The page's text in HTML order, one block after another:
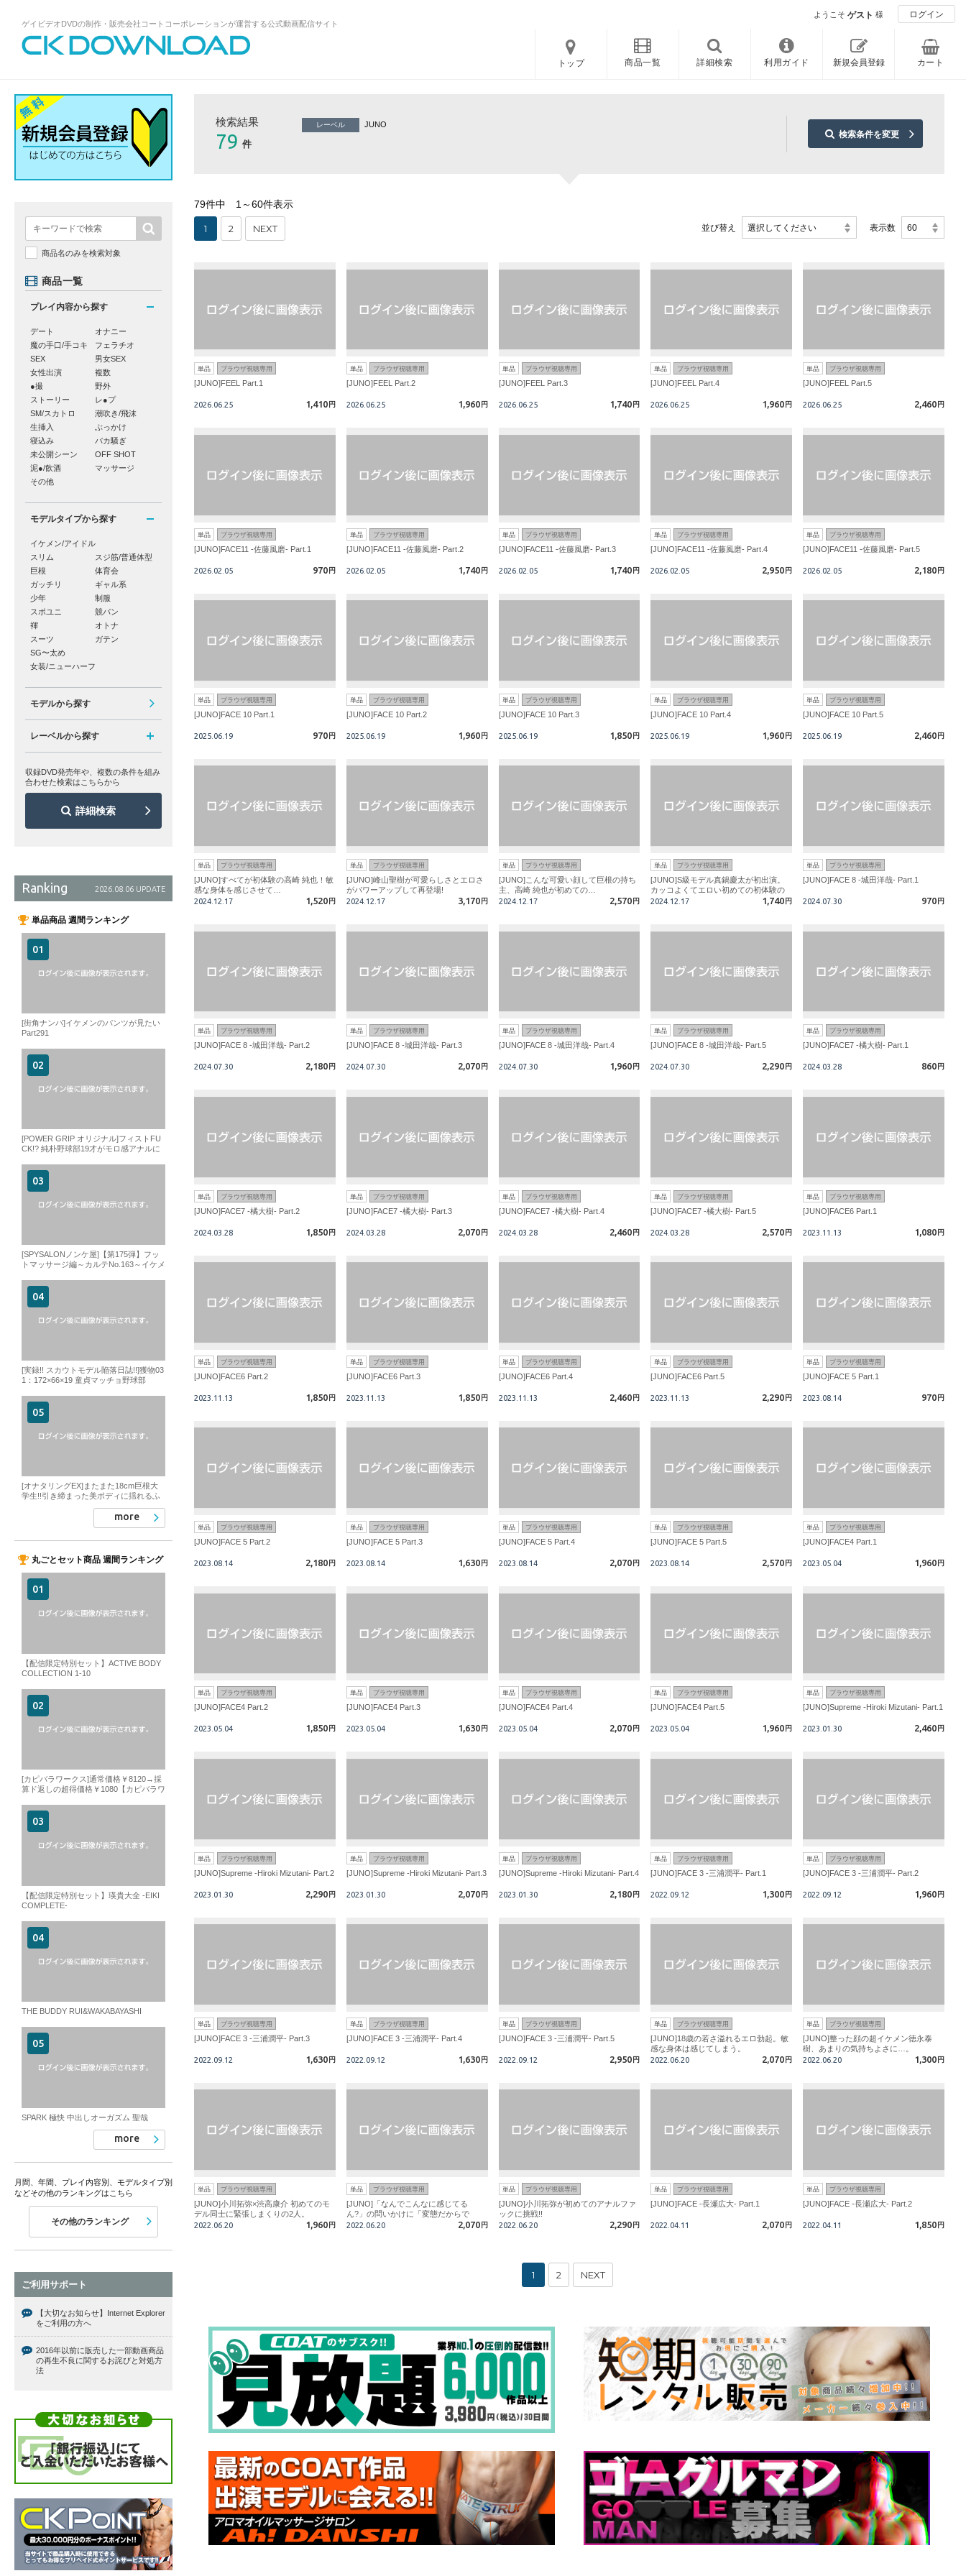
ゲイビデオDVDの制作・販売会社コートコーポレーションが運営する公式動画配信サイト
信サイトCK DOWNLOADトップページへ
ようこそ ゲスト 様 ログイン
トップ 商品一覧 詳細検索 利用ガイド 新規会員登録 カート
検索結果
79 件
レーベル JUNO
検索条件を変更
79件中 1～60件表示
1 2 NEXT 並び替え 選択してください 表示数 60
単品 ブラウザ視聴専用
[JUNO]FEEL Part.1
2026.06.25 1,410 円
単品 ブラウザ視聴専用
[JUNO]FEEL Part.2
2026.06.25 1,960 円
単品 ブラウザ視聴専用
[JUNO]FEEL Part.3
2026.06.25 1,740 円
単品 ブラウザ視聴専用
[JUNO]FEEL Part.4
2026.06.25 1,960 円
単品 ブラウザ視聴専用
[JUNO]FEEL Part.5
2026.06.25 2,460 円
単品 ブラウザ視聴専用
[JUNO]FACE11 -佐藤風磨- Part.1
2026.02.05 970 円
単品 ブラウザ視聴専用
[JUNO]FACE11 -佐藤風磨- Part.2
2026.02.05 1,740 円
単品 ブラウザ視聴専用
[JUNO]FACE11 -佐藤風磨- Part.3
2026.02.05 1,740 円
単品 ブラウザ視聴専用
[JUNO]FACE11 -佐藤風磨- Part.4
2026.02.05 2,950 円
単品 ブラウザ視聴専用
[JUNO]FACE11 -佐藤風磨- Part.5
2026.02.05 2,180 円
単品 ブラウザ視聴専用
[JUNO]FACE 10 Part.1
2025.06.19 970 円
単品 ブラウザ視聴専用
[JUNO]FACE 10 Part.2
2025.06.19 1,960 円
単品 ブラウザ視聴専用
[JUNO]FACE 10 Part.3
2025.06.19 1,850 円
単品 ブラウザ視聴専用
[JUNO]FACE 10 Part.4
2025.06.19 1,960 円
単品 ブラウザ視聴専用
[JUNO]FACE 10 Part.5
2025.06.19 2,460 円
単品 ブラウザ視聴専用
[JUNO]すべてが初体験の高崎 純也！敏
感な身体を感じさせて…
2024.12.17
1,520 円
単品 ブラウザ視聴専用
[JUNO]峰山聖樹が可愛らしさとエロさ
がパワーアップして再登場!
2024.12.17
3,170 円
単品 ブラウザ視聴専用
[JUNO]こんな可愛い顔して巨根の持ち
主、高崎 純也が初めての…
2024.12.17
2,570 円
単品 ブラウザ視聴専用
[JUNO]S級モデル真鍋慶太が初出演。
カッコよくてエロい初めての初体験の
連続。
2024.12.17 1,740 円
単品 ブラウザ視聴専用
[JUNO]FACE 8 -城田洋哉- Part.1
2024.07.30 970 円
単品 ブラウザ視聴専用
[JUNO]FACE 8 -城田洋哉- Part.2
2024.07.30 2,180 円
単品 ブラウザ視聴専用
[JUNO]FACE 8 -城田洋哉- Part.3
2024.07.30 2,070 円
単品 ブラウザ視聴専用
[JUNO]FACE 8 -城田洋哉- Part.4
2024.07.30 1,960 円
単品 ブラウザ視聴専用
[JUNO]FACE 8 -城田洋哉- Part.5
2024.07.30 2,290 円
単品 ブラウザ視聴専用
[JUNO]FACE7 -橘大樹- Part.1
2024.03.28 860 円
単品 ブラウザ視聴専用
[JUNO]FACE7 -橘大樹- Part.2
2024.03.28 1,850 円
単品 ブラウザ視聴専用
[JUNO]FACE7 -橘大樹- Part.3
2024.03.28 2,070 円
単品 ブラウザ視聴専用
[JUNO]FACE7 -橘大樹- Part.4
2024.03.28 2,460 円
単品 ブラウザ視聴専用
[JUNO]FACE7 -橘大樹- Part.5
2024.03.28 2,570 円
単品 ブラウザ視聴専用
[JUNO]FACE6 Part.1
2023.11.13 1,080 円
単品 ブラウザ視聴専用
[JUNO]FACE6 Part.2
2023.11.13 1,850 円
単品 ブラウザ視聴専用
[JUNO]FACE6 Part.3
2023.11.13 1,850 円
単品 ブラウザ視聴専用
[JUNO]FACE6 Part.4
2023.11.13 2,460 円
単品 ブラウザ視聴専用
[JUNO]FACE6 Part.5
2023.11.13 2,290 円
単品 ブラウザ視聴専用
[JUNO]FACE 5 Part.1
2023.08.14 970 円
単品 ブラウザ視聴専用
[JUNO]FACE 5 Part.2
2023.08.14 2,180 円
単品 ブラウザ視聴専用
[JUNO]FACE 5 Part.3
2023.08.14 1,630 円
単品 ブラウザ視聴専用
[JUNO]FACE 5 Part.4
2023.08.14 2,070 円
単品 ブラウザ視聴専用
[JUNO]FACE 5 Part.5
2023.08.14 2,570 円
単品 ブラウザ視聴専用
[JUNO]FACE4 Part.1
2023.05.04 1,960 円
単品 ブラウザ視聴専用
[JUNO]FACE4 Part.2
2023.05.04 1,850 円
単品 ブラウザ視聴専用
[JUNO]FACE4 Part.3
2023.05.04 1,630 円
単品 ブラウザ視聴専用
[JUNO]FACE4 Part.4
2023.05.04 2,070 円
単品 ブラウザ視聴専用
[JUNO]FACE4 Part.5
2023.05.04 1,960 円
単品 ブラウザ視聴専用
[JUNO]Supreme -Hiroki Mizutani- Part.1
2023.01.30 2,460 円
単品 ブラウザ視聴専用
[JUNO]Supreme -Hiroki Mizutani- Part.2
2023.01.30 2,290 円
単品 ブラウザ視聴専用
[JUNO]Supreme -Hiroki Mizutani- Part.3
2023.01.30 2,070 円
単品 ブラウザ視聴専用
[JUNO]Supreme -Hiroki Mizutani- Part.4
2023.01.30 2,180 円
単品 ブラウザ視聴専用
[JUNO]FACE 3 -三浦潤平- Part.1
2022.09.12 1,300 円
単品 ブラウザ視聴専用
[JUNO]FACE 3 -三浦潤平- Part.2
2022.09.12 1,960 円
単品 ブラウザ視聴専用
[JUNO]FACE 3 -三浦潤平- Part.3
2022.09.12 1,630 円
単品 ブラウザ視聴専用
[JUNO]FACE 3 -三浦潤平- Part.4
2022.09.12 1,630 円
単品 ブラウザ視聴専用
[JUNO]FACE 3 -三浦潤平- Part.5
2022.09.12 2,950 円
単品 ブラウザ視聴専用
[JUNO]18歳の若さ溢れるエロ勃起。敏
感な身体は感じてしまう。
2022.06.20
2,070 円
単品 ブラウザ視聴専用
[JUNO]整った顔の超イケメン徳永泰
樹、あまりの気持ちよさに…。
2022.06.20
1,300 円
単品 ブラウザ視聴専用
[JUNO]小川拓弥×渋高康介 初めてのモ
デル同士に緊張しまくりの2人。
2022.06.20
1,960 円
単品 ブラウザ視聴専用
[JUNO]「なんでこんなに感じてる
ん?」の問いかけに「変態だからで
す…」
2022.06.20 2,070 円
単品 ブラウザ視聴専用
[JUNO]小川拓弥が初めてのアナルファ
ックに挑戦!!
2022.06.20
2,290 円
単品 ブラウザ視聴専用
[JUNO]FACE -長瀬広大- Part.1
2022.04.11 2,070 円
単品 ブラウザ視聴専用
[JUNO]FACE -長瀬広大- Part.2
2022.04.11 1,850 円
1 2 NEXT
商品名のみを検索対象
商品一覧
プレイ内容から探す
デート
オナニー
魔の手口/手コキ
フェラチオ
SEX
男女SEX
女性出演
複数
●撮
野外
ストーリー
レ●プ
SM/スカトロ
潮吹き/飛沫
生挿入
ぶっかけ
寝込み
バカ騒ぎ
未公開シーン
OFF SHOT
泥●/飲酒
マッサージ
その他
モデルタイプから探す
イケメン/アイドル
スリム
スジ筋/普通体型
巨根
体育会
ガッチリ
ギャル系
少年
制服
スポユニ
競パン
褌
オトナ
スーツ
ガテン
SG〜太め
女装/ニューハーフ
モデルから探す
レーベルから探す
収録DVD発売年や、複数の条件を組み
合わせた検索はこちらから
詳細検索
Ranking 2026.08.06 UPDATE
単品商品 週間ランキング
[街角ナンパ]イケメンのパンツが見たい
Part291
[POWER GRIP オリジナル]フィストFU
CK!? 純朴野球部19才がモロ感アナルに
[SPYSALONノンケ屋]【第175弾】フッ
トマッサージ編～カルテNo.163～イケメ
ンドで大量精子垂れ流し!!
[実録!! スカウトモデル陥落日誌!!]獲物03
1：172×66×19 童貞マッチョ野球部
[オナタリングEX]またまた18cm巨根大
学生!!引き締まった美ボディに揺れるふ
more
丸ごとセット商品 週間ランキング
【配信限定特別セット】ACTIVE BODY
COLLECTION 1-10
[カピバラワークス]通常価格￥8120→採
算ド返しの超得価格￥1080【カピバラワ
数4本119MIN！
【配信限定特別セット】瑛貴大全 -EIKI
COMPLETE-
THE BUDDY RUI&WAKABAYASHI
SPARK 極快 中出しオーガズム 聖哉
more
月間、年間、プレイ内容別、モデルタイプ別
などその他のランキングはこちら
その他のランキング
ご利用サポート
【大切なお知らせ】Internet Explorer
をご利用の方へ
2016年以前に販売した一部動画商品
の再生不良に関するお詫びと対処方
法